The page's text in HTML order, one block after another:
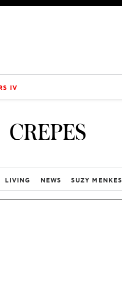
IV
CREPES
LIVING NEWS SUZY MENKES